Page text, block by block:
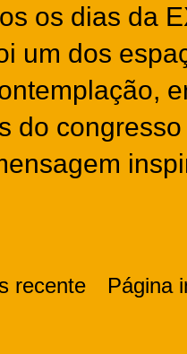
os dias da
um dos
do
recente Página